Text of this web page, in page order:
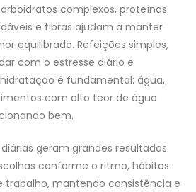
complexos, proteínas
e fibras ajudam a manter
equilibrado. Refeições simples,
com o estresse diário e
é fundamental: água,
com alto teor de água
bem.
geram grandes resultados
conforme o ritmo, hábitos
trabalho, mantendo consistência e